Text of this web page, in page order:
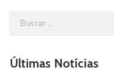
Últimas Notícias